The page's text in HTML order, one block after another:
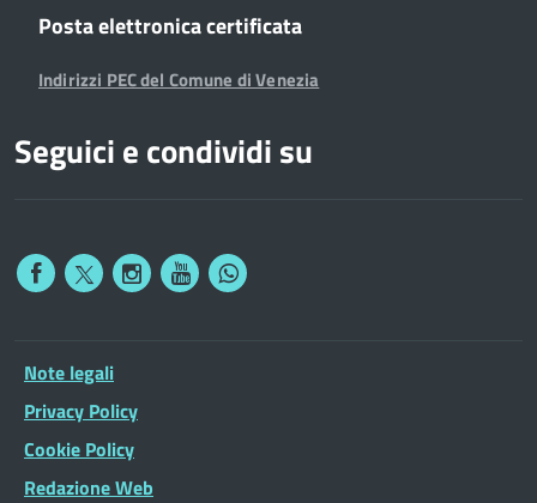
Posta elettronica certificata
Indirizzi PEC del Comune di Venezia
Seguici e condividi su
Note legali
Privacy Policy
Cookie Policy
Redazione Web